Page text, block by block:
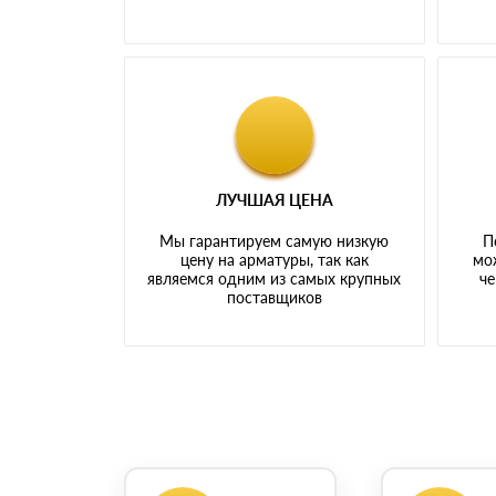
ЛУЧШАЯ ЦЕНА
Мы гарантируем самую низкую
цену на арматуры, так как
являемся одним из самых крупных
поставщиков